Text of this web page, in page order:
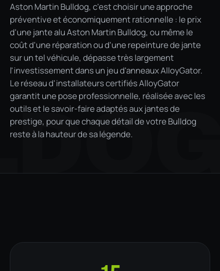
Aston Martin Bulldog, c'est choisir une approche
préventive et économiquement rationnelle : le prix
d'une jante alu Aston Martin Bulldog, ou même le
coût d'une réparation ou d'une repeinture de jante
sur un tel véhicule, dépasse très largement
l'investissement dans un jeu d'anneaux AlloyGator.
Le réseau d'installateurs certifiés AlloyGator
garantit une pose professionnelle, réalisée avec les
outils et le savoir-faire adaptés aux jantes de
prestige, pour que chaque détail de votre Bulldog
reste à la hauteur de sa légende.